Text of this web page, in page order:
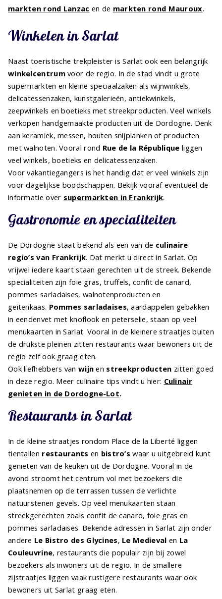
markten rond Lanzac en de markten rond Mauroux.
Winkelen in Sarlat
Naast toeristische trekpleister is Sarlat ook een belangrijk
winkelcentrumvoor de regio. In de stad vindt u grote
supermarkten en kleine speciaalzaken als wijnwinkels,
delicatessenzaken, kunstgalerieën, antiekwinkels,
zeepwinkels en boetieks met streekproducten. Veel winkels
verkopen handgemaakte producten uit de Dordogne. Denk
aan keramiek, messen, houten snijplanken of producten
met walnoten. Vooral rond Rue de la République liggen
veel winkels, boetieks en delicatessenzaken.
Voor vakantiegangers is het handig dat er veel winkels zijn
voor dagelijkse boodschappen. Bekijk vooraf eventueel de
informatie over supermarkten in Frankrijk.
Gastronomie en specialiteiten
De Dordogne staat bekend als een van de culinaire
regio’s van Frankrijk. Dat merkt u direct in Sarlat. Op
vrijwel iedere kaart staan gerechten uit de streek. Bekende
specialiteiten zijn foie gras, truffels, confit de canard,
pommes sarladaises, walnotenproducten en
geitenkaas. Pommes sarladaises, aardappelen gebakken
in eendenvet met knoflook en peterselie, staan op veel
menukaarten in Sarlat. Vooral in de kleinere straatjes buiten
de drukste pleinen zitten restaurants waar bewoners uit de
regio zelf ook graag eten.
Ook liefhebbers van wijn en streekproducten zitten goed
in deze regio. Meer culinaire tips vindt u hier: Culinair
genieten in de Dordogne-Lot.
Restaurants in Sarlat
In de kleine straatjes rondom Place de la Liberté liggen
tientallen restaurants en bistro’swaar u uitgebreid kunt
genieten van de keuken uit de Dordogne. Vooral in de
avond stroomt het centrum vol met bezoekers die
plaatsnemen op de terrassen tussen de verlichte
natuurstenen gevels. Op veel menukaarten staan
streekgerechten zoals confit de canard, foie gras en
pommes sarladaises. Bekende adressen in Sarlat zijn onder
andere Le Bistro des Glycines, Le Medieval en La
Couleuvrine, restaurants die populair zijn bij zowel
bezoekers als inwoners uit de regio. In de smallere
zijstraatjes liggen vaak rustigere restaurants waar ook
bewoners uit Sarlat graag eten.